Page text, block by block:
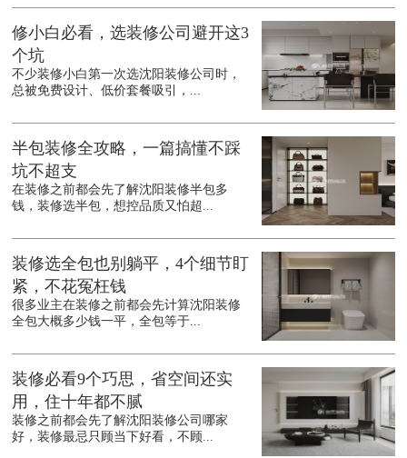
修小白必看，选装修公司避开这3
个坑
不少装修小白第一次选沈阳装修公司时，
总被免费设计、低价套餐吸引，...
半包装修全攻略，一篇搞懂不踩
坑不超支
在装修之前都会先了解沈阳装修半包多
钱，装修选半包，想控品质又怕超...
装修选全包也别躺平，4个细节盯
紧，不花冤枉钱
很多业主在装修之前都会先计算沈阳装修
全包大概多少钱一平，全包等于...
装修必看9个巧思，省空间还实
用，住十年都不腻
装修之前都会先了解沈阳装修公司哪家
好，装修最忌只顾当下好看，不顾...